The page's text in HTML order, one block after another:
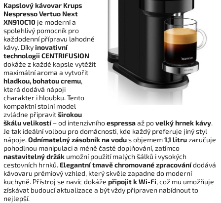
Kapslový kávovar Krups
Nespresso Vertuo Next
XN910C10 je moderní a
spolehlivý pomocník pro
každodenní přípravu lahodné
kávy. Díkyinovativní
technologii CENTRIFUSION
dokáže z každé kapsle vytěžit
maximální aroma a vytvořit
hladkou, bohatou cremu,
která dodává nápoji
charakter i hloubku. Tento
kompaktní stolní model
zvládne připravitširokou
škálu velikostí– od intenzivníhoespressaaž povelký hrnek kávy.
Je tak ideální volbou pro domácnosti, kde každý preferuje jiný styl
nápoje.Odnímatelný zásobník na vodus objemem1,1 litruzaručuje
pohodlnou manipulaci a méně časté doplňování, zatímco
nastavitelný držák umožní použití malých šálků i vysokých
cestovních hrnků.Elegantní tmavě chromovanézpracovánídodává
kávovaru prémiový vzhled, který skvěle zapadne do moderní
kuchyně. Přístroj se navíc dokáže připojit k Wi-Fi, což mu umožňuje
získávat budoucí aktualizace a být vždy připraven nabídnout to
nejlepší.